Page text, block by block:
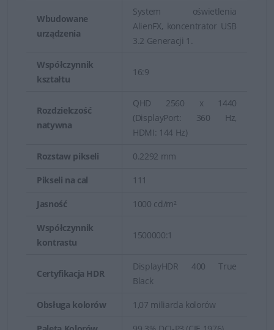
Wbudowane
urządzenia
System oświetlenia
AlienFX, koncentrator USB
3.2 Generacji 1.
Współczynnik
kształtu
16:9
Rozdzielczość
natywna
QHD 2560 x 1440
(DisplayPort: 360 Hz,
HDMI: 144 Hz)
Rozstaw pikseli 0.2292 mm
Pikseli na cal 111
Jasność 1000 cd/m²
Współczynnik
kontrastu
1500000:1
Certyfikacja HDR
DisplayHDR 400 True
Black
Obsługa kolorów 1,07 miliarda kolorów